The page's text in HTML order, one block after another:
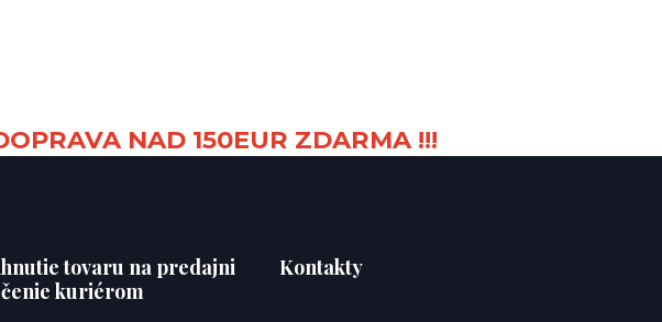
NAD 150EUR ZDARMA !!!
tovaru na predajni
kuriérom
Kontakty